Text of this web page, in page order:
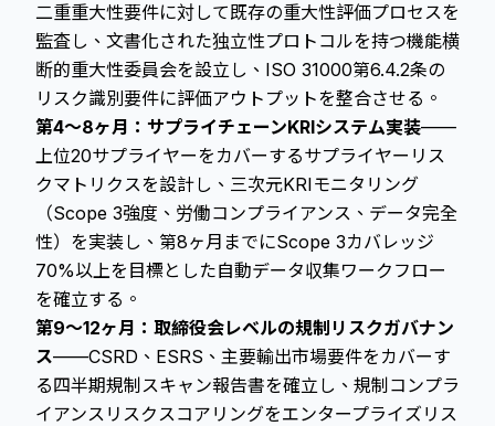
二重重大性要件に対して既存の重大性評価プロセスを
監査し、文書化された独立性プロトコルを持つ機能横
断的重大性委員会を設立し、ISO 31000第6.4.2条の
リスク識別要件に評価アウトプットを整合させる。
第4〜8ヶ月：サプライチェーンKRIシステム実装——
上位20サプライヤーをカバーするサプライヤーリス
クマトリクスを設計し、三次元KRIモニタリング
（Scope 3強度、労働コンプライアンス、データ完全
性）を実装し、第8ヶ月までにScope 3カバレッジ
70%以上を目標とした自動データ収集ワークフロー
を確立する。
第9〜12ヶ月：取締役会レベルの規制リスクガバナン
ス——CSRD、ESRS、主要輸出市場要件をカバーす
る四半期規制スキャン報告書を確立し、規制コンプラ
イアンスリスクスコアリングをエンタープライズリス